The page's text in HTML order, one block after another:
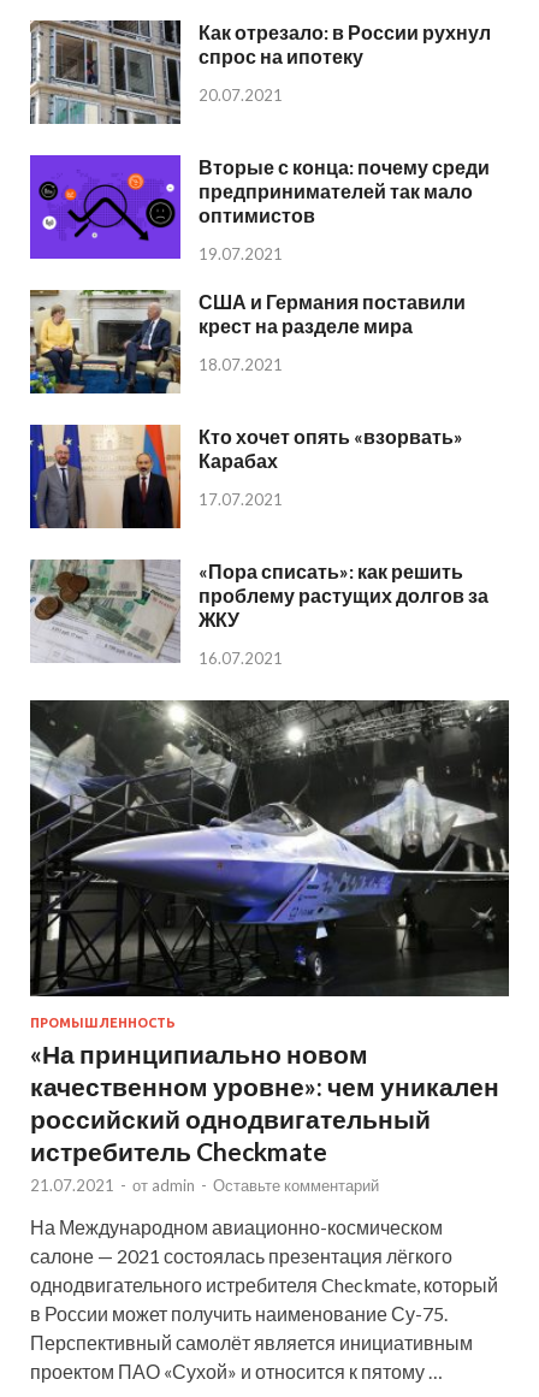
Как отрезало: в России рухнул
спрос на ипотеку
20.07.2021
Вторые с конца: почему среди
предпринимателей так мало
оптимистов
19.07.2021
США и Германия поставили
крест на разделе мира
18.07.2021
Кто хочет опять «взорвать»
Карабах
17.07.2021
«Пора списать»: как решить
проблему растущих долгов за
ЖКУ
16.07.2021
ПРОМЫШЛЕННОСТЬ
«На принципиально новом
качественном уровне»: чем уникален
российский однодвигательный
истребитель Checkmate
21.07.2021 - от admin - Оставьте комментарий
На Международном авиационно-космическом
салоне — 2021 состоялась презентация лёгкого
однодвигательного истребителя Checkmate, который
в России может получить наименование Су-75.
Перспективный самолёт является инициативным
проектом ПАО «Сухой» и относится к пятому …